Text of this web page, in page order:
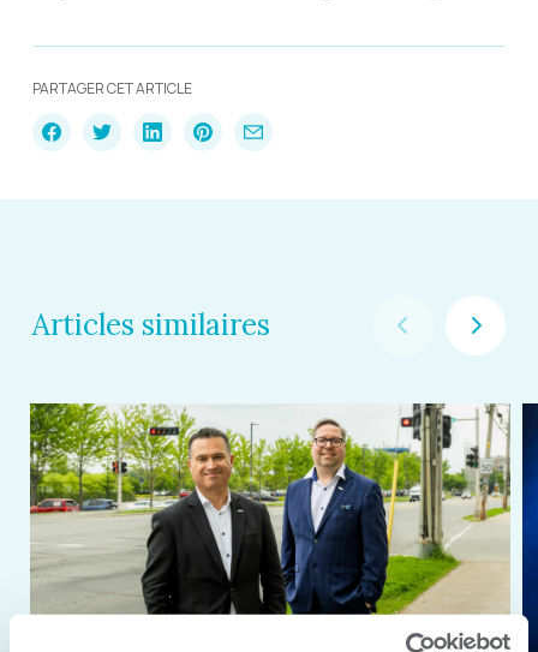
PARTAGER CET ARTICLE
Articles similaires